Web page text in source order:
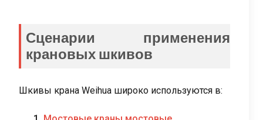
Сценарии применения
крановых шкивов
Шкивы крана Weihua широко используются в: